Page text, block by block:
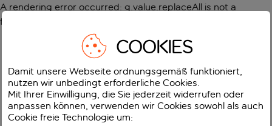
A rendering error occurred: g.value.replaceAll is not a
function
COOKIES
Damit unsere Webseite ordnungsgemäß funktioniert,
nutzen wir unbedingt erforderliche Cookies.
Mit Ihrer Einwilligung, die Sie jederzeit widerrufen oder
anpassen können, verwenden wir Cookies sowohl als auch
Cookie freie Technologie um: